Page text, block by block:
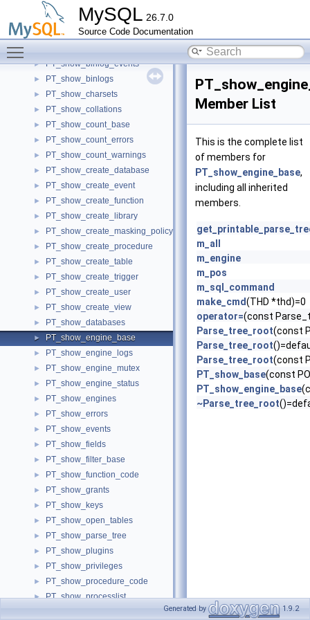
MySQL 26.7.0
Source Code Documentation
PT_set_system_variable
PT_set_variable
► PT_show_base
► PT_show_binlog_events
► PT_show_binlogs
► PT_show_charsets
► PT_show_collations
► PT_show_count_base
► PT_show_count_errors
► PT_show_count_warnings
► PT_show_create_database
► PT_show_create_event
► PT_show_create_function
► PT_show_create_library
► PT_show_create_masking_policy
► PT_show_create_procedure
► PT_show_create_table
► PT_show_create_trigger
► PT_show_create_user
► PT_show_create_view
► PT_show_databases
► PT_show_engine_base
► PT_show_engine_logs
► PT_show_engine_mutex
► PT_show_engine_status
► PT_show_engines
► PT_show_errors
► PT_show_events
► PT_show_fields
► PT_show_filter_base
► PT_show_function_code
► PT_show_grants
► PT_show_keys
► PT_show_open_tables
► PT_show_parse_tree
► PT_show_plugins
► PT_show_privileges
► PT_show_procedure_code
► PT_show_processlist
Member List
This is the complete list
of members for
PT_show_engine_base,
including all inherited
members.
m_all
m_engine
m_pos
m_sql_command
make_cmd(THD *thd)=0
operator=(const
Parse_tree_root(const
Parse_tree_root
Parse_tree_root(const
PT_show_base(const
PT_show_engine_base
~Parse_tree_root
Generated by 1.9.2